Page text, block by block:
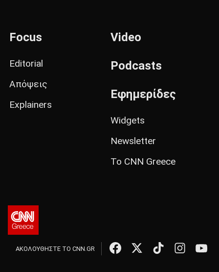
Focus
Editorial
Απόψεις
Explainers
Video
Podcasts
Εφημερίδες
Widgets
Newsletter
Το CNN Greece
ΑΚΟΛΟΥΘΗΣΤΕ ΤΟ CNN.GR